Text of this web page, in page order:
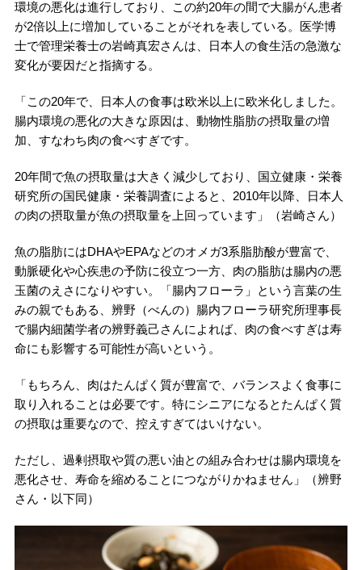
環境の悪化は進行しており、この約20年の間で大腸がん患者
が2倍以上に増加していることがそれを表している。医学博
士で管理栄養士の岩崎真宏さんは、日本人の食生活の急激な
変化が要因だと指摘する。
「この20年で、日本人の食事は欧米以上に欧米化しました。
腸内環境の悪化の大きな原因は、動物性脂肪の摂取量の増
加、すなわち肉の食べすぎです。
20年間で魚の摂取量は大きく減少しており、国立健康・栄養
研究所の国民健康・栄養調査によると、2010年以降、日本人
の肉の摂取量が魚の摂取量を上回っています」（岩崎さん）
魚の脂肪にはDHAやEPAなどのオメガ3系脂肪酸が豊富で、
動脈硬化や心疾患の予防に役立つ一方、肉の脂肪は腸内の悪
玉菌のえさになりやすい。「腸内フローラ」という言葉の生
みの親でもある、辨野（べんの）腸内フローラ研究所理事長
で腸内細菌学者の辨野義己さんによれば、肉の食べすぎは寿
命にも影響する可能性が高いという。
「もちろん、肉はたんぱく質が豊富で、バランスよく食事に
取り入れることは必要です。特にシニアになるとたんぱく質
の摂取は重要なので、控えすぎてはいけない。
ただし、過剰摂取や質の悪い油との組み合わせは腸内環境を
悪化させ、寿命を縮めることにつながりかねません」（辨野
さん・以下同）